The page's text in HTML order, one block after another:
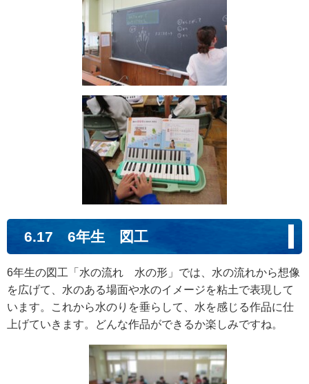
6.17 6年生 図工
6年生の図工「水の流れ 水の形」では、水の流れから想像
を広げて、水のある場面や水のイメージを粘土で表現して
います。これから水のりを垂らして、水を感じる作品に仕
上げていきます。どんな作品ができるか楽しみですね。